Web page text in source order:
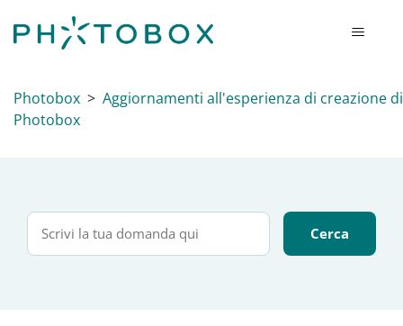
Photobox
Aggiornamenti all'esperienza di creazione di
Photobox